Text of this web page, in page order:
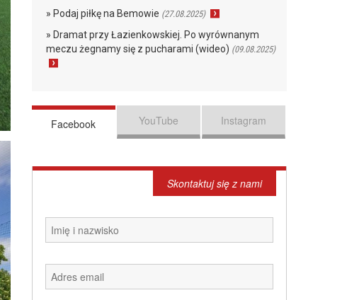
» Podaj piłkę na Bemowie (27.08.2025)
» Dramat przy Łazienkowskiej. Po wyrównanym
meczu żegnamy się z pucharami (wideo) (09.08.2025)
Facebook YouTube Instagram
Skontaktuj się z nami